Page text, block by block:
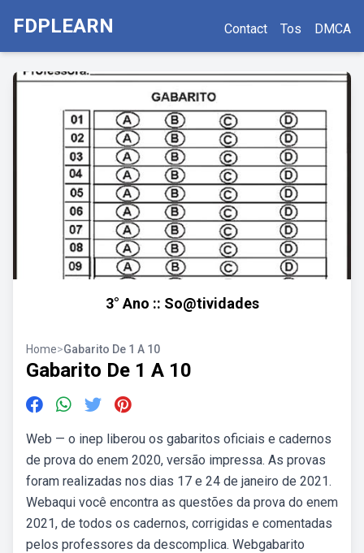
FDPLEARN Contact Tos DMCA
3° Ano :: So@tividades
Home>Gabarito De 1 A 10
Gabarito De 1 A 10
Web — o inep liberou os gabaritos oficiais e cadernos
de prova do enem 2020, versão impressa. As provas
foram realizadas nos dias 17 e 24 de janeiro de 2021.
Webaqui você encontra as questões da prova do enem
2021, de todos os cadernos, corrigidas e comentadas
pelos professores da descomplica. Webgabarito